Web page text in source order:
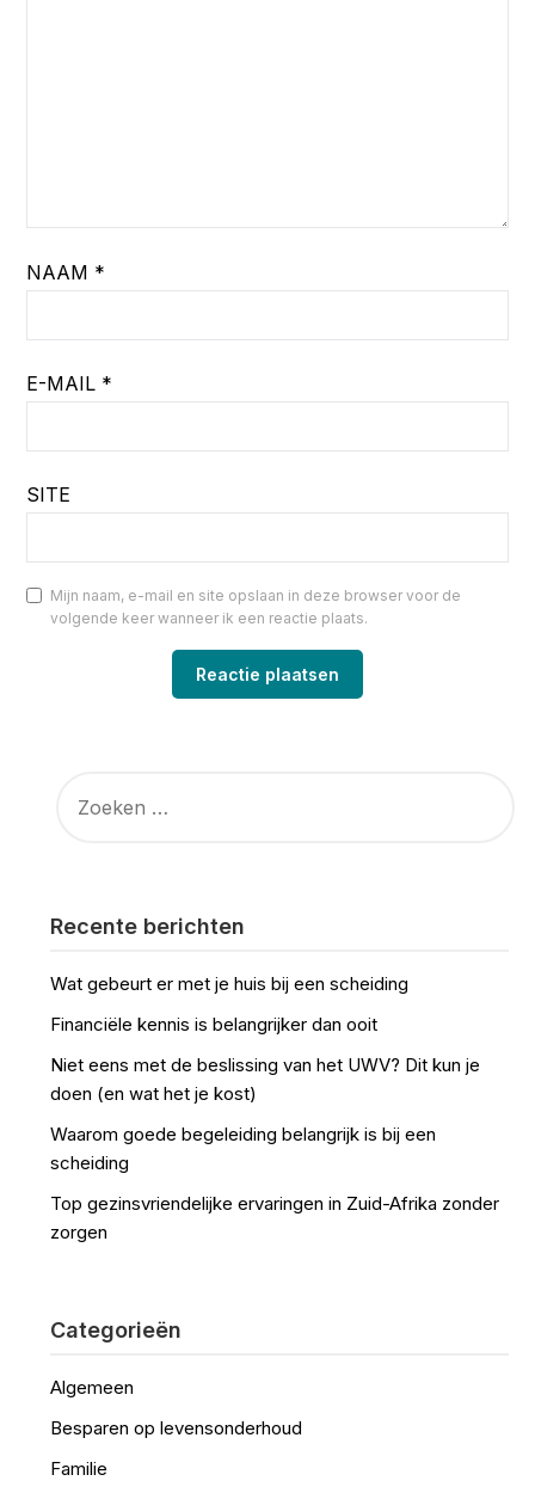
NAAM *
E-MAIL *
SITE
Mijn naam, e-mail en site opslaan in deze browser voor de
volgende keer wanneer ik een reactie plaats.
NAAR:
Recente berichten
Wat gebeurt er met je huis bij een scheiding
Financiële kennis is belangrijker dan ooit
Niet eens met de beslissing van het UWV? Dit kun je
doen (en wat het je kost)
Waarom goede begeleiding belangrijk is bij een
scheiding
Top gezinsvriendelijke ervaringen in Zuid-Afrika zonder
zorgen
Categorieën
Algemeen
Besparen op levensonderhoud
Familie